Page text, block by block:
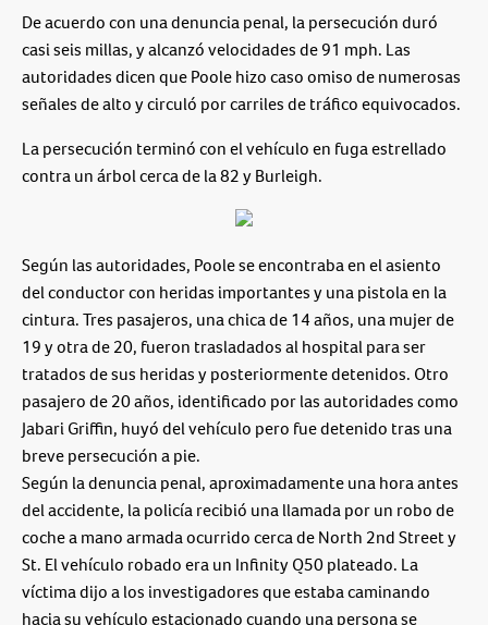
De acuerdo con una denuncia penal, la persecución duró
casi seis millas, y alcanzó velocidades de 91 mph. Las
autoridades dicen que Poole hizo caso omiso de numerosas
señales de alto y circuló por carriles de tráfico equivocados.
La persecución terminó con el vehículo en fuga estrellado
contra un árbol cerca de la 82 y Burleigh.
Según las autoridades, Poole se encontraba en el asiento
del conductor con heridas importantes y una pistola en la
cintura. Tres pasajeros, una chica de 14 años, una mujer de
19 y otra de 20, fueron trasladados al hospital para ser
tratados de sus heridas y posteriormente detenidos. Otro
pasajero de 20 años, identificado por las autoridades como
Jabari Griffin, huyó del vehículo pero fue detenido tras una
breve persecución a pie.
Según la denuncia penal, aproximadamente una hora antes
del accidente, la policía recibió una llamada por un robo de
coche a mano armada ocurrido cerca de North 2nd Street y
St. El vehículo robado era un Infinity Q50 plateado. La
víctima dijo a los investigadores que estaba caminando
hacia su vehículo estacionado cuando una persona se